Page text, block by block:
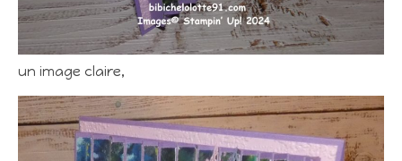
un image claire,